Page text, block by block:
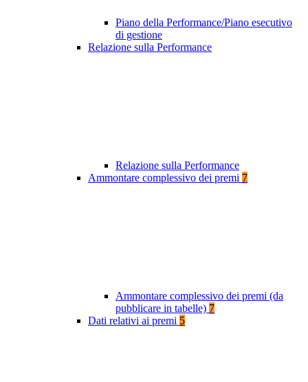
Piano della Performance/Piano esecutivo
di gestione
Relazione sulla Performance
Relazione sulla Performance
Ammontare complessivo dei premi 7
Ammontare complessivo dei premi (da
pubblicare in tabelle) 7
Dati relativi ai premi 5